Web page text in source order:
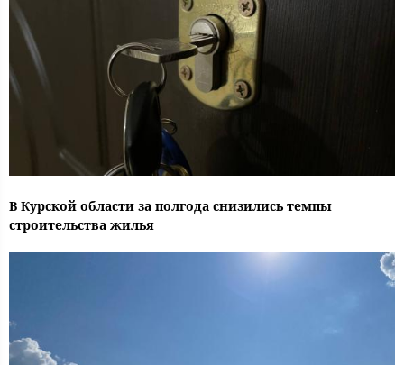
В Курской области за полгода снизились темпы
строительства жилья